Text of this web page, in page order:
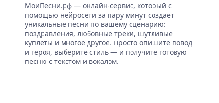
МоиПесни.рф — онлайн-сервис, который с
помощью нейросети за пару минут создает
уникальные песни по вашему сценарию:
поздравления, любовные треки, шутливые
куплеты и многое другое. Просто опишите повод
и героя, выберите стиль — и получите готовую
песню с текстом и вокалом.